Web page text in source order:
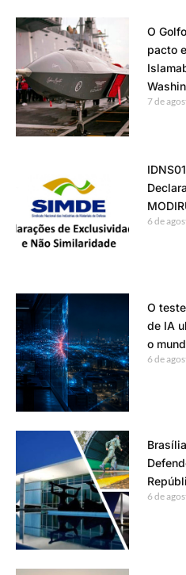
O
pacto
7 de
6 de
O
de IA
o
6 de
6 de